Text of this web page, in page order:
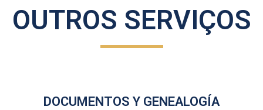
OUTROS SERVIÇOS
DOCUMENTOS Y GENEALOGÍA